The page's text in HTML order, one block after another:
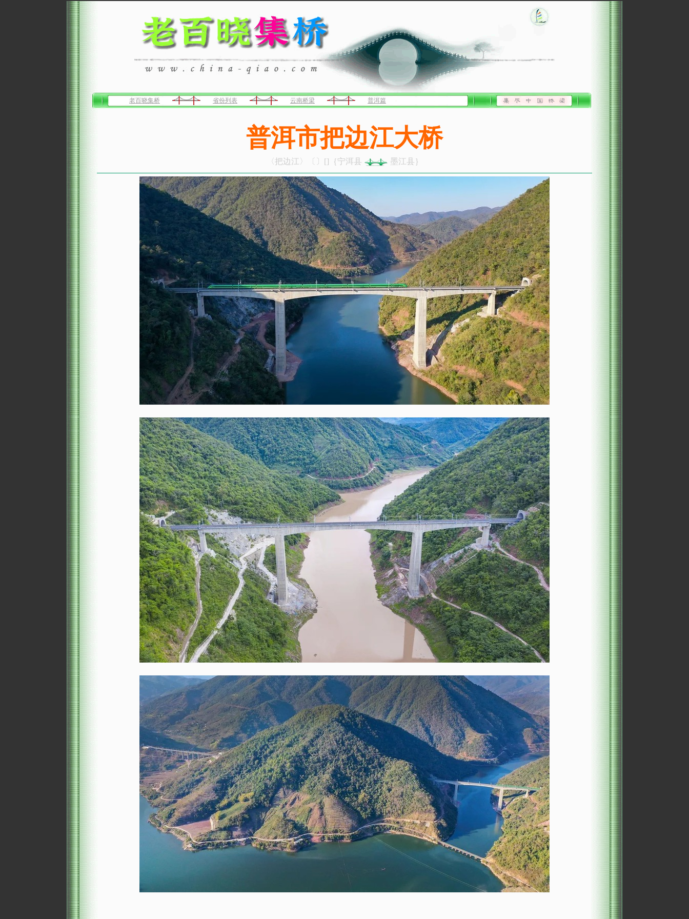
老百晓集桥 省份列表 云南桥梁 普洱篇
普洱市把边江大桥
〈把边江〉〔〕[]｛宁洱县 墨江县｝